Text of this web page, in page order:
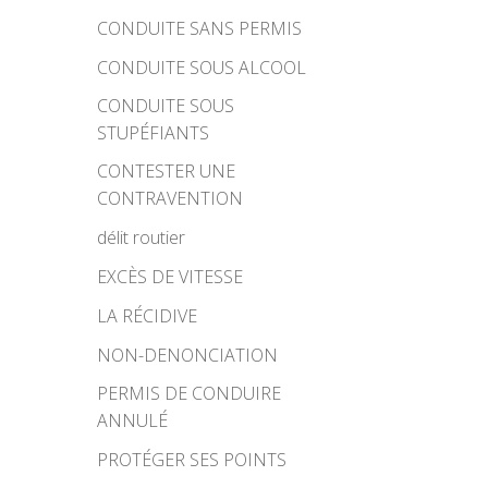
CONDUITE SANS PERMIS
CONDUITE SOUS ALCOOL
CONDUITE SOUS
STUPÉFIANTS
CONTESTER UNE
CONTRAVENTION
délit routier
EXCÈS DE VITESSE
LA RÉCIDIVE
NON-DENONCIATION
PERMIS DE CONDUIRE
ANNULÉ
PROTÉGER SES POINTS